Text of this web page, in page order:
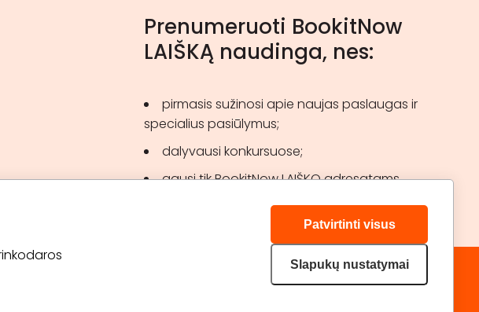
Patvirtinti visus
Slapukų nustatymai
Prenumeruoti BookitNow
LAIŠKĄ naudinga, nes:
pirmasis sužinosi apie naujas paslaugas ir
specialius pasiūlymus;
dalyvausi konkursuose;
gausi tik BookitNow LAIŠKO adresatams
DRAUGAUKIME: